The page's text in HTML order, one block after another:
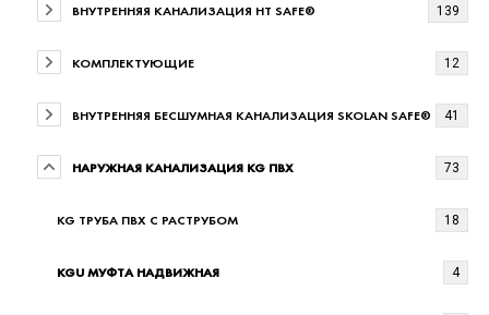
ВНУТРЕННЯЯ КАНАЛИЗАЦИЯ HT SAFE® 139
КОМПЛЕКТУЮЩИЕ 12
ВНУТРЕННЯЯ БЕСШУМНАЯ КАНАЛИЗАЦИЯ SKOLAN SAFE® 41
НАРУЖНАЯ КАНАЛИЗАЦИЯ KG ПВХ 73
KG ТРУБА ПВХ С РАСТРУБОМ 18
KGU МУФТА НАДВИЖНАЯ 4